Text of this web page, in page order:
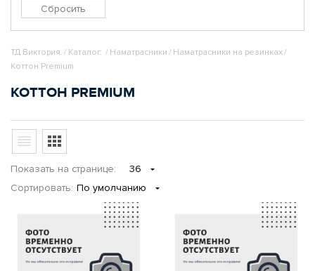
ТД Виктория. / Каталог. / Наматрасники / Наматрасники на резинках /
Коттон Premium
КОТТОН PREMIUM
Показать на странице:
36
Сортировать: По умолчанию